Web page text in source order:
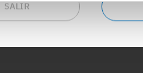
SALIRACCEDE A TODA LA